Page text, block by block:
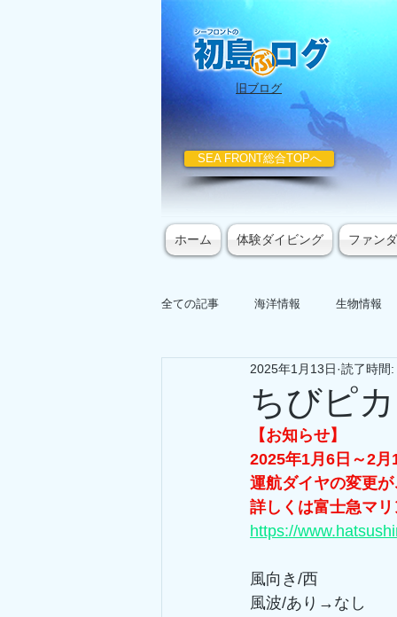
SEA FRONT総合TOPへ
​旧ブログ
ホーム 体験ダイビング ファン
全ての記事 海洋情報 生物情報
ちびピ
2025年1月13日 読了時間
【お知らせ】
2025年1月6日～2月
運航ダイヤの変更
詳しくは富士急マ
https://
風向き/西
風波/あり→なし